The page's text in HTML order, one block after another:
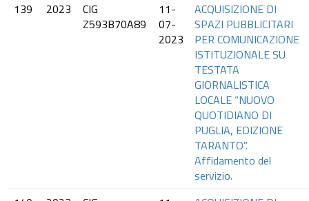
139
2023
CIG
Z593B70A89
11-
07-
2023
ACQUISIZIONE DI
SPAZI PUBBLICITARI
PER COMUNICAZIONE
ISTITUZIONALE SU
TESTATA
GIORNALISTICA
LOCALE “NUOVO
QUOTIDIANO DI
PUGLIA, EDIZIONE
TARANTO”.
Affidamento del
servizio.